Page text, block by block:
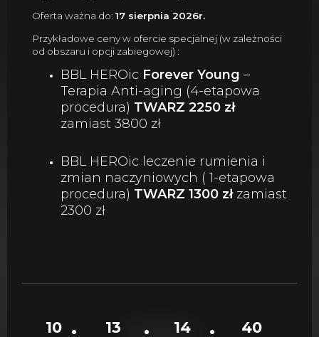
Oferta ważna do: 17 sierpnia 2026r.
Przykładowe ceny w ofercie specjalnej (w zależności
od obszaru i opcji zabiegowej) :
BBL HEROic Forever Young –
Terapia Anti-aging (4-etapowa
procedura) TWARZ 2250 zł
zamiast 3800 zł
BBL HEROic leczenie rumienia i
zmian naczyniowych ( 1-etapowa
procedura) TWARZ 1300 zł zamiast
2300 zł
10 13 14 37